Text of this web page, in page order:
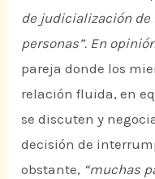
de judicialización de
personas”. En
pareja donde los
relación fluida, en
se discuten y
decisión de
obstante, “muchas